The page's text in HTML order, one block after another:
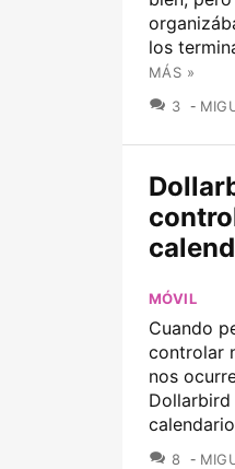
los
MÁS »
3
MÓVIL
Cuando
controlar
nos
8